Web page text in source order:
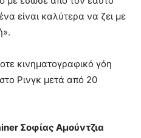
είναι καλύτερα να ζει με
κινηματογραφικό γόη
Ρινγκ μετά από 20
Σοφίας Αμούντζια